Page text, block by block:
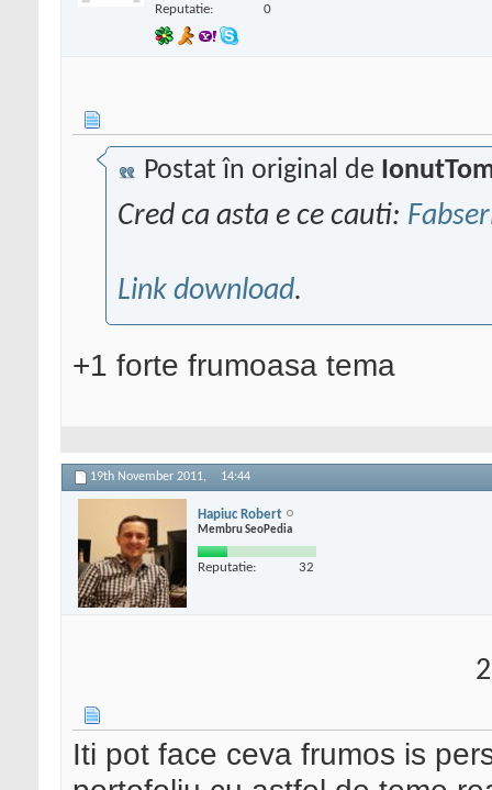
Reputatie: 0
Postat în original de
Cred ca asta e ce cauti:
Link download.
+1 forte frumoasa tema
19th November 2011, 14:44
Hapiuc Robert
Membru SeoPedia
Reputatie: 32
Iti pot face ceva frumos is